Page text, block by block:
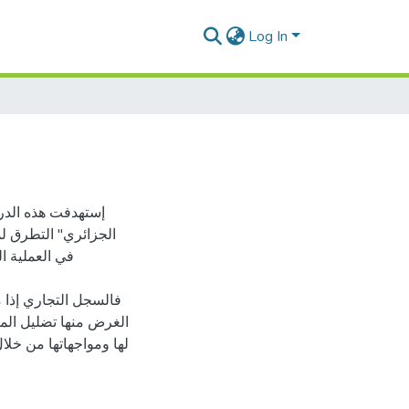
Log In
إستهدفت هذه
الجزائري" التطرق
في
فالسجل التجاري
الغرض منها تضليل
لها ومواجهاتها من